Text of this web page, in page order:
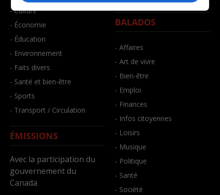
- Culture
- Économie
- Éducation
- Environnement
- Faits divers
- Santé et bien-être
- Sports
- Transport / Circulation
ÉMISSIONS
Avec la participation du
gouvernement du
Canada
BALADOS
- Affaires
- Art de vivre
- Bien-être
- Emploi
- Finances
- Infos citoyennes
- Loisirs
- Musique
- Politique
- Santé
- Société